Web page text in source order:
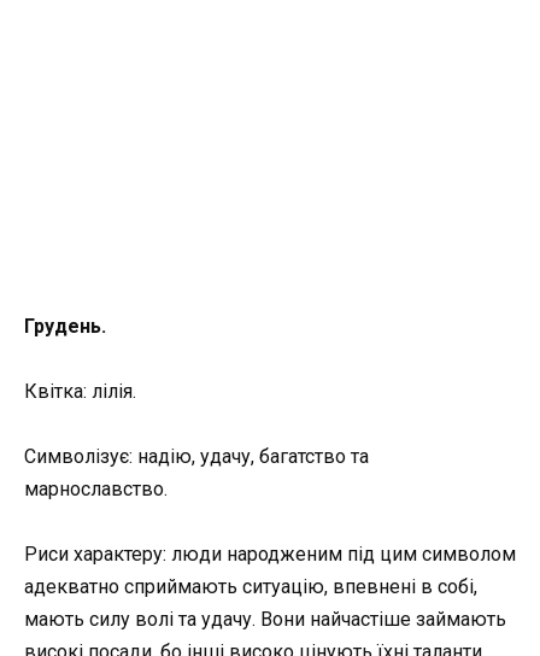
Грудень.
Квітка: лілія.
Символізує: надію, удачу, багатство та
марнославство.
Риси характеру: люди народженим під цим символом
адекватно сприймають ситуацію, впевнені в собі,
мають силу волі та удачу. Вони найчастіше займають